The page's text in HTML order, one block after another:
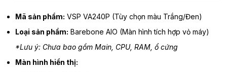
Mã sản phẩm: VSP VA240P (Tùy chọn màu Trắng/Đen)
Loại sản phẩm: Barebone AIO (Màn hình tích hợp vỏ máy)
*Lưu ý: Chưa bao gồm Main, CPU, RAM, ổ cứng
Màn hình hiển thị: